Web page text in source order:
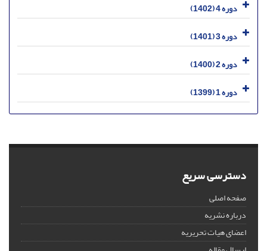
دوره 4 (1402)
دوره 3 (1401)
دوره 2 (1400)
دوره 1 (1399)
دسترسی سریع
صفحه اصلی
درباره نشریه
اعضای هیات تحریریه